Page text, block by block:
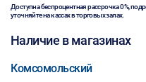
Доступна беспроцентная рассрочка 0%,
уточняйте на кассах в торговых залах.
Наличие в магазинах
Комсомольский